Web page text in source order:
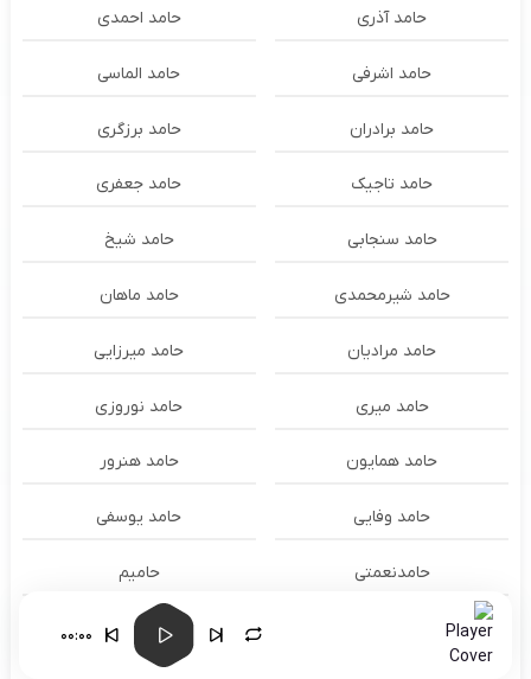
حامد آذری حامد احمدی
حامد اشرفی حامد الماسی
حامد برادران حامد برزگری
حامد تاجیک حامد جعفری
حامد سنجابی حامد شیخ
حامد شیرمحمدی حامد ماهان
حامد مرادیان حامد میرزایی
حامد میری حامد نوروزی
حامد همایون حامد هنرور
حامد وفایی حامد یوسفی
حامدنعمتی حامیم
حجت اشرف زاده00:00